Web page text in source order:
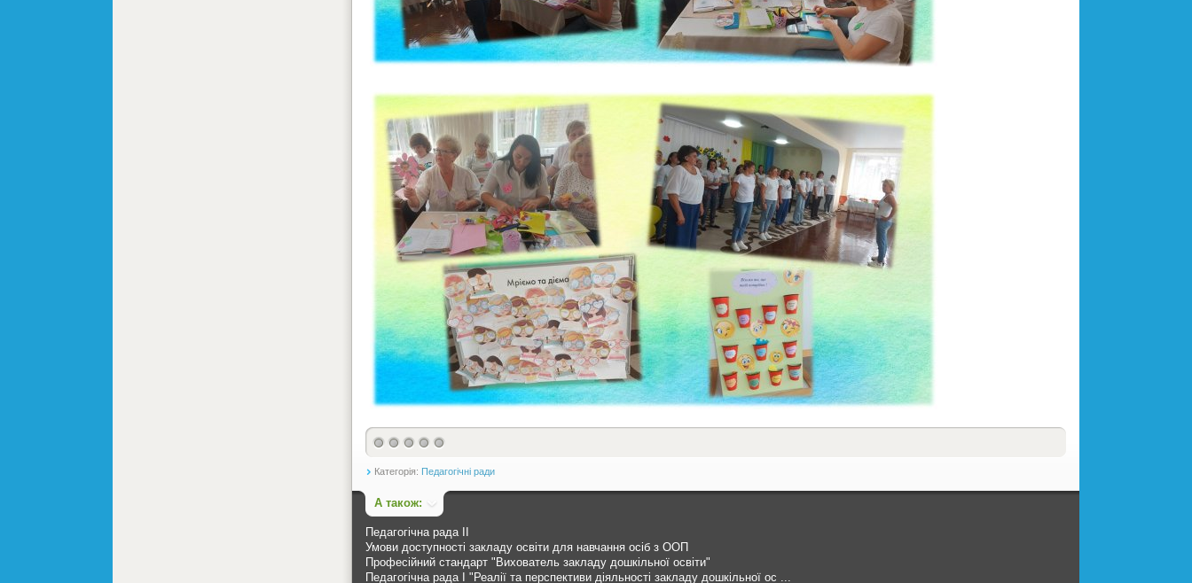
Категорія: Педагогічні ради
А також:
Педагогічна рада ІІ
Умови доступності закладу освіти для навчання осіб з ООП
Професійний стандарт "Вихователь закладу дошкільної освіти"
Педагогічна рада І "Реалії та перспективи діяльності закладу дошкільної ос ...